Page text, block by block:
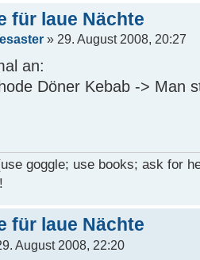
für laue Nächte
» 29. August 2008, 20:27
an:
Döner Kebab -> Man
goggle; use books; ask for
für laue Nächte
August 2008, 22:20